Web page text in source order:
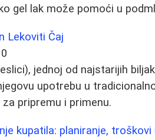
gel lak može pomoći u
Lekoviti Čaj
jednoj od najstarijih
upotrebu u
pripremu i primenu.
kupatila: planiranje, troškovi